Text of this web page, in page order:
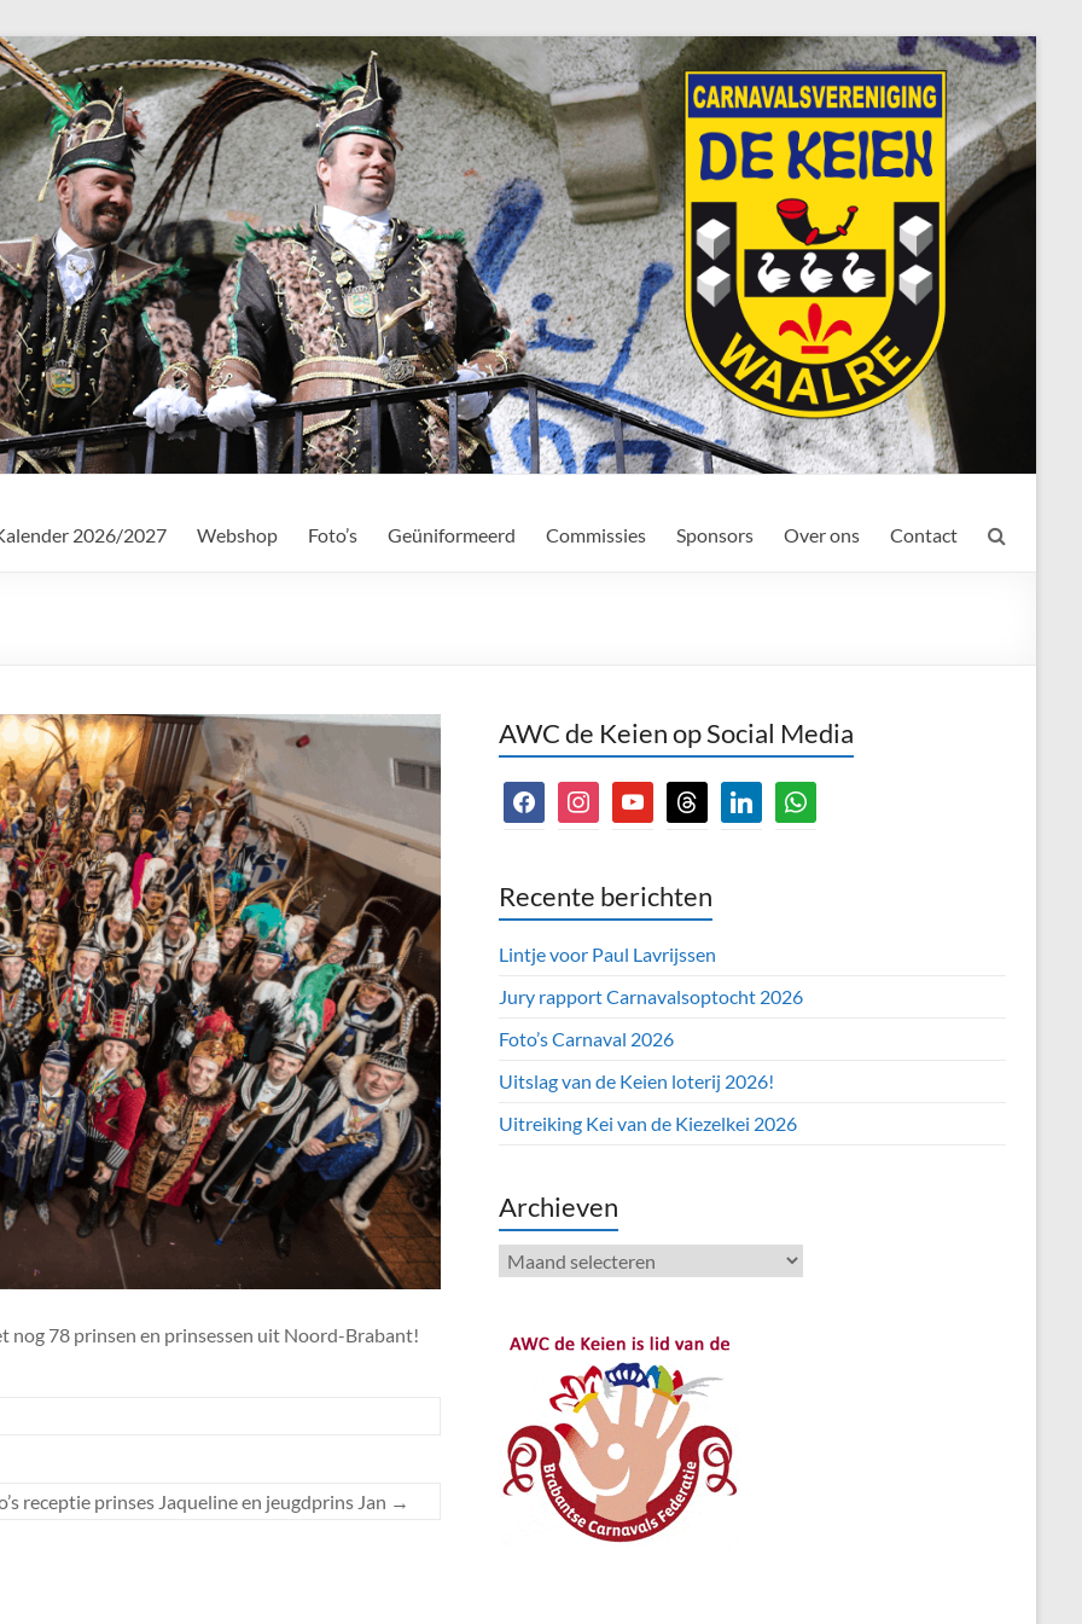
2026/2027 Webshop Foto’s Geüniformeerd Commissies Sponsors Over ons Contact
nog 78 prinsen en prinsessen uit Noord-Brabant!
receptie prinses Jaqueline en jeugdprins Jan →
AWC de Keien op Social Media
facebookinstagramyoutubethreads linkedinwhatsapp
Recente berichten
Lintje voor Paul Lavrijssen
Jury rapport Carnavalsoptocht 2026
Foto’s Carnaval 2026
Uitslag van de Keien loterij 2026!
Uitreiking Kei van de Kiezelkei 2026
Archieven
Archieven